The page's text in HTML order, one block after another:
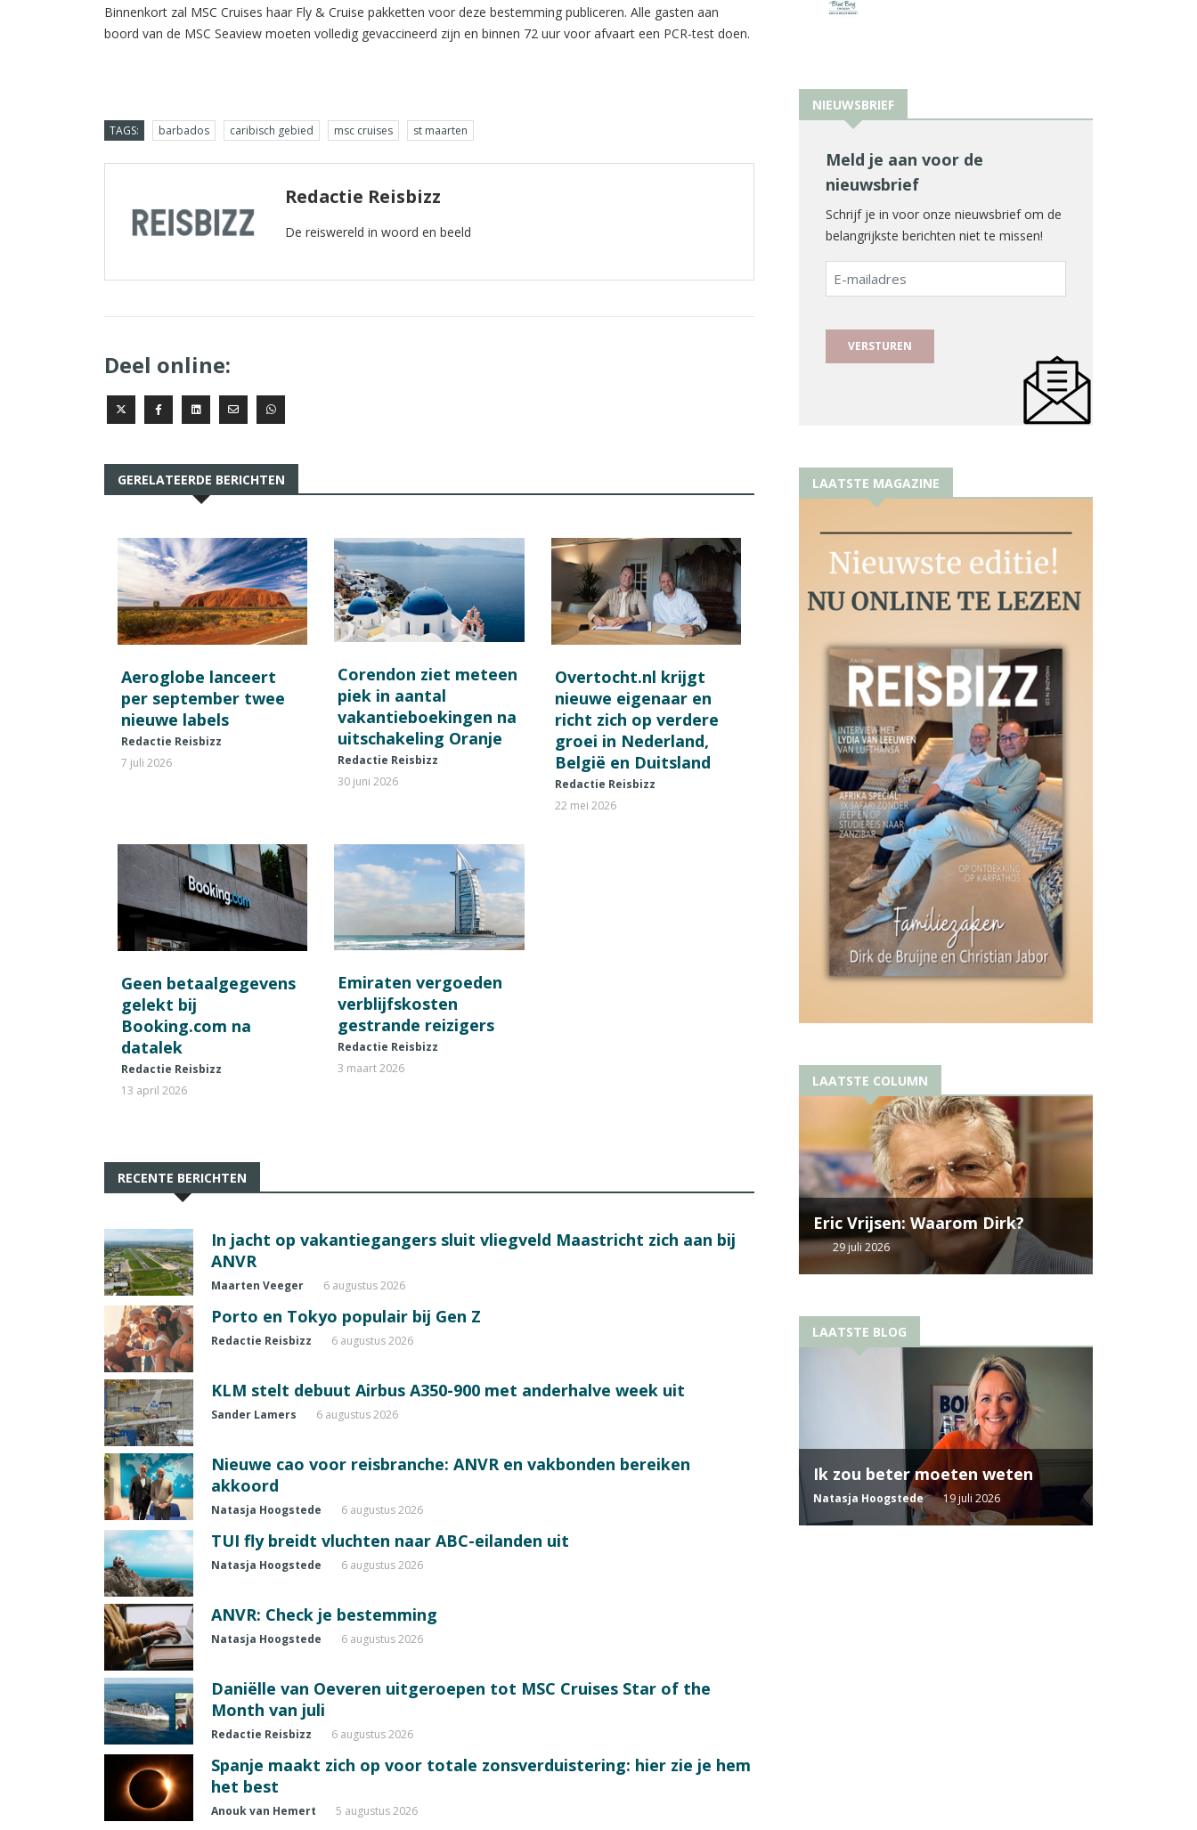
Binnenkort zal MSC Cruises haar Fly & Cruise pakketten voor deze bestemming publiceren. Alle gasten aan
boord van de MSC Seaview moeten volledig gevaccineerd zijn en binnen 72 uur voor afvaart een PCR-test doen.
TAGS: barbados caribisch gebied msc cruises st maarten
Redactie Reisbizz
De reiswereld in woord en beeld
Deel online:
GERELATEERDE BERICHTEN
Aeroglobe lanceert
per september twee
nieuwe labels
Redactie Reisbizz
7 juli 2026
Corendon ziet meteen
piek in aantal
vakantieboekingen na
uitschakeling Oranje
Redactie Reisbizz
30 juni 2026
Overtocht.nl krijgt
nieuwe eigenaar en
richt zich op verdere
groei in Nederland,
België en Duitsland
Redactie Reisbizz
22 mei 2026
Geen betaalgegevens
gelekt bij
Booking.com na
datalek
Redactie Reisbizz
13 april 2026
Emiraten vergoeden
verblijfskosten
gestrande reizigers
Redactie Reisbizz
3 maart 2026
RECENTE BERICHTEN
In jacht op vakantiegangers sluit vliegveld Maastricht zich aan bij
ANVR
Maarten Veeger 6 augustus 2026
Porto en Tokyo populair bij Gen Z
Redactie Reisbizz 6 augustus 2026
KLM stelt debuut Airbus A350-900 met anderhalve week uit
Sander Lamers 6 augustus 2026
Nieuwe cao voor reisbranche: ANVR en vakbonden bereiken
akkoord
Natasja Hoogstede 6 augustus 2026
TUI fly breidt vluchten naar ABC-eilanden uit
Natasja Hoogstede 6 augustus 2026
ANVR: Check je bestemming
Natasja Hoogstede 6 augustus 2026
Daniëlle van Oeveren uitgeroepen tot MSC Cruises Star of the
Month van juli
Redactie Reisbizz 6 augustus 2026
Spanje maakt zich op voor totale zonsverduistering: hier zie je hem
het best
Anouk van Hemert 5 augustus 2026
NIEUWSBRIEF
Meld je aan voor de
nieuwsbrief
Schrijf je in voor onze nieuwsbrief om de
belangrijkste berichten niet te missen!
E-
mailadres
LAATSTE MAGAZINE
LAATSTE COLUMN
Eric Vrijsen: Waarom Dirk?
29 juli 2026
LAATSTE BLOG
Ik zou beter moeten weten
Natasja Hoogstede 19 juli 2026